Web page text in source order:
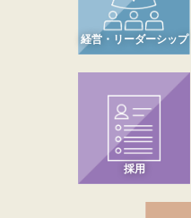
経営・リーダーシップ
採用